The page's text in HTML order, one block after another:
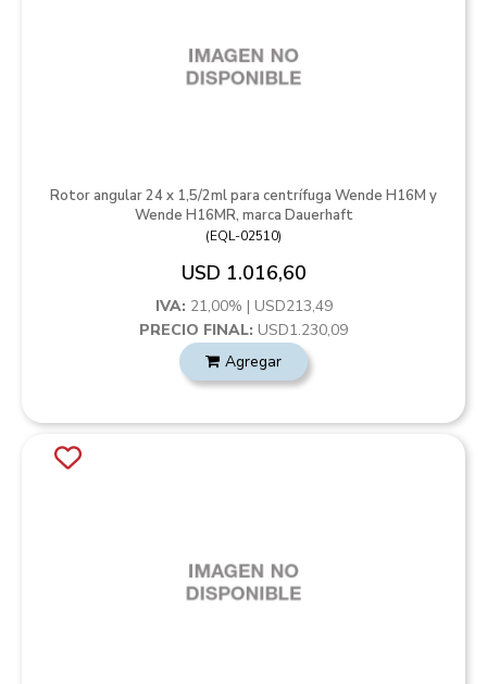
Rotor angular 24 x 1,5/2ml para centrífuga Wende H16M y
Wende H16MR, marca Dauerhaft
(EQL-02510)
USD 1.016,60
IVA: 21,00% | USD213,49
PRECIO FINAL: USD1.230,09
Agregar